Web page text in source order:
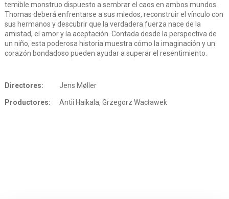
temible monstruo dispuesto a sembrar el caos en ambos mundos.
Thomas deberá enfrentarse a sus miedos, reconstruir el vínculo con
sus hermanos y descubrir que la verdadera fuerza nace de la
amistad, el amor y la aceptación. Contada desde la perspectiva de
un niño, esta poderosa historia muestra cómo la imaginación y un
corazón bondadoso pueden ayudar a superar el resentimiento.
Directores: Jens Møller
Productores: Antii Haikala, Grzegorz Wacławek